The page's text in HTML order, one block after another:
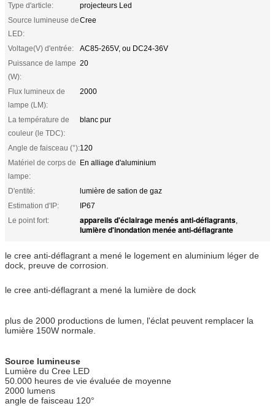
Type d'article:
projecteurs Led
Source lumineuse de
LED:
Cree
Voltage(V) d'entrée:
AC85-265V, ou DC24-36V
Puissance de lampe
(W):
20
Flux lumineux de
lampe (LM):
2000
La température de
couleur (le TDC):
blanc pur
Angle de faisceau (°):120
Matériel de corps de
lampe:
En alliage d'aluminium
D'entité:
lumière de sation de gaz
Estimation d'IP:
IP67
Le point fort:
appareils d'éclairage menés anti-déflagrants,
lumière d'inondation menée anti-déflagrante
le cree anti-déflagrant a mené le logement en aluminium léger de
dock, preuve de corrosion.
le cree anti-déflagrant a mené la lumière de dock
plus de 2000 productions de lumen, l'éclat peuvent remplacer la
lumière 150W normale.
Source lumineuse
Lumière du Cree LED
50.000 heures de vie évaluée de moyenne
2000 lumens
angle de faisceau 120°